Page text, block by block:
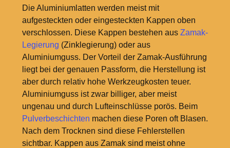
Die Aluminiumlatten werden meist mit
aufgesteckten oder eingesteckten Kappen oben
verschlossen. Diese Kappen bestehen aus Zamak-
Legierung (Zinklegierung) oder aus
Aluminiumguss. Der Vorteil der Zamak-Ausführung
liegt bei der genauen Passform, die Herstellung ist
aber durch relativ hohe Werkzeugkosten teuer.
Aluminiumguss ist zwar billiger, aber meist
ungenau und durch Lufteinschlüsse porös. Beim
Pulverbeschichten machen diese Poren oft Blasen.
Nach dem Trocknen sind diese Fehlerstellen
sichtbar. Kappen aus Zamak sind meist ohne